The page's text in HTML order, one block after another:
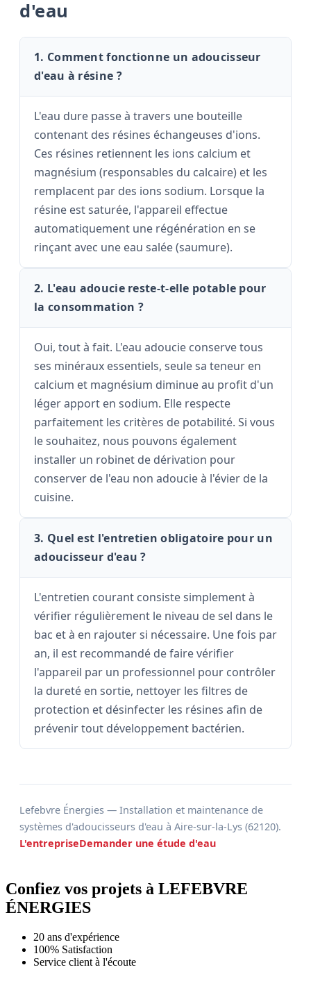
d'eau
1. Comment fonctionne un adoucisseur
d'eau à résine ?
L'eau dure passe à travers une bouteille
contenant des résines échangeuses d'ions.
Ces résines retiennent les ions calcium et
magnésium (responsables du calcaire) et les
remplacent par des ions sodium. Lorsque la
résine est saturée, l'appareil effectue
automatiquement une régénération en se
rinçant avec une eau salée (saumure).
2. L'eau adoucie reste-t-elle potable pour
la consommation ?
Oui, tout à fait. L'eau adoucie conserve tous
ses minéraux essentiels, seule sa teneur en
calcium et magnésium diminue au profit d'un
léger apport en sodium. Elle respecte
parfaitement les critères de potabilité. Si vous
le souhaitez, nous pouvons également
installer un robinet de dérivation pour
conserver de l'eau non adoucie à l'évier de la
cuisine.
3. Quel est l'entretien obligatoire pour un
adoucisseur d'eau ?
L'entretien courant consiste simplement à
vérifier régulièrement le niveau de sel dans le
bac et à en rajouter si nécessaire. Une fois par
an, il est recommandé de faire vérifier
l'appareil par un professionnel pour contrôler
la dureté en sortie, nettoyer les filtres de
protection et désinfecter les résines afin de
prévenir tout développement bactérien.
Lefebvre Énergies — Installation et maintenance de
systèmes d'adoucisseurs d'eau à Aire-sur-la-Lys (62120).
L'entrepriseDemander une étude d'eau
Confiez vos projets à LEFEBVRE
ÉNERGIES
20 ans d'expérience
100% Satisfaction
Service client à l'écoute